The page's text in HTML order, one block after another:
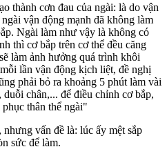
thành cơn đau của ngài: là do vận
vận động mạnh đã không làm
Ngài làm như vậy là không có
thì cơ bắp trên cơ thể đều căng
làm ảnh hưởng quá trình khôi
lần vận động kịch liệt, đề nghị
phải bỏ ra khoảng 5 phút làm vài
chân,... để điều chỉnh cơ bắp,
thân thể ngài"
vấn đề là: lúc ấy mệt sắp
sức để làm.